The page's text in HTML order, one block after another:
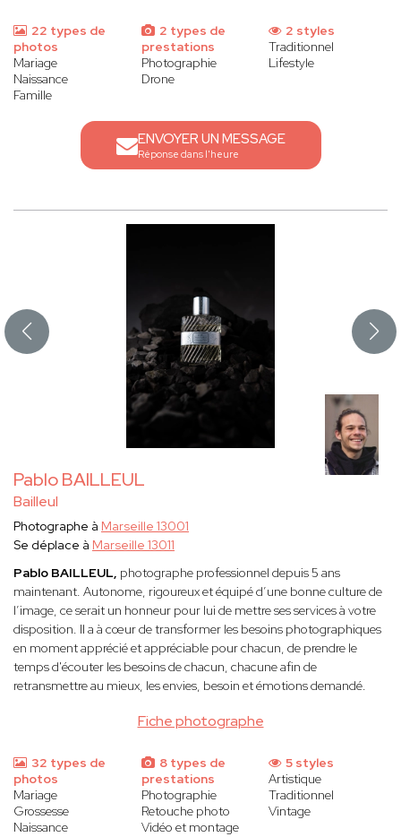
22 types de
photos
Mariage
Naissance
Famille
2 types de
prestations
Photographie
Drone
2 styles
Traditionnel
Lifestyle
ENVOYER UN MESSAGE
Réponse dans l'heure
Pablo BAILLEUL
Bailleul
Fiche photographe
Photographe à Marseille 13001
Se déplace à Marseille 13011
Pablo BAILLEUL, photographe professionnel depuis 5 ans
maintenant. Autonome, rigoureux et équipé d’une bonne culture de
l’image, ce serait un honneur pour lui de mettre ses services à votre
disposition. Il a à cœur de transformer les besoins photographiques
en moment apprécié et appréciable pour chacun, de prendre le
temps d'écouter les besoins de chacun, chacune afin de
retransmettre au mieux, les envies, besoin et émotions demandé.
32 types de
photos
Mariage
Grossesse
Naissance
8 types de
prestations
Photographie
Retouche photo
Vidéo et montage
5 styles
Artistique
Traditionnel
Vintage